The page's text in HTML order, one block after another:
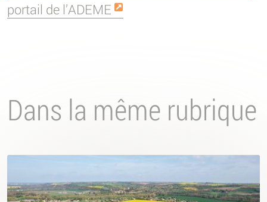
portail de l’ADEME
Dans la même rubrique